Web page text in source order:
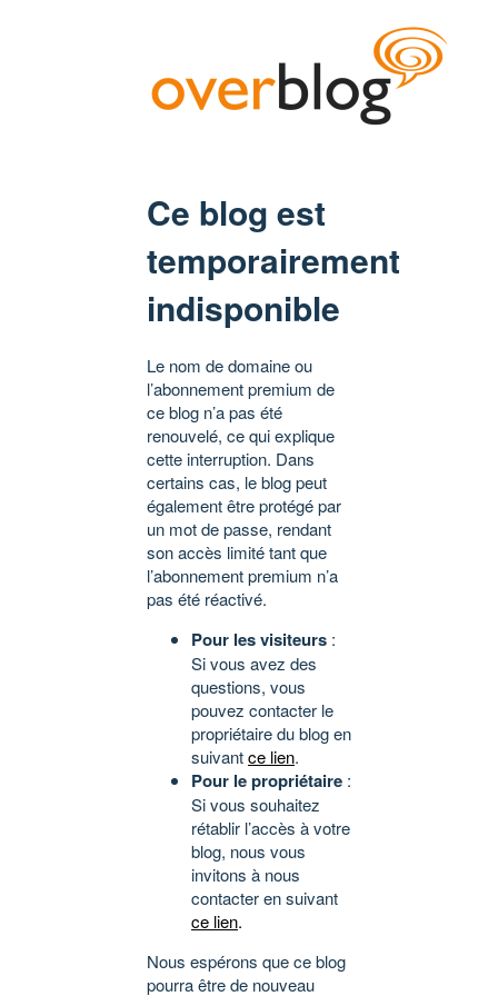
Ce blog est
temporairement
indisponible
Le nom de domaine ou
l’abonnement premium de
ce blog n’a pas été
renouvelé, ce qui explique
cette interruption. Dans
certains cas, le blog peut
également être protégé par
un mot de passe, rendant
son accès limité tant que
l’abonnement premium n’a
pas été réactivé.
Pour les visiteurs :
Si vous avez des
questions, vous
pouvez contacter le
propriétaire du blog en
suivantce lien.
Pour le propriétaire :
Si vous souhaitez
rétablir l’accès à votre
blog, nous vous
invitons à nous
contacter en suivant
ce lien.
Nous espérons que ce blog
pourra être de nouveau